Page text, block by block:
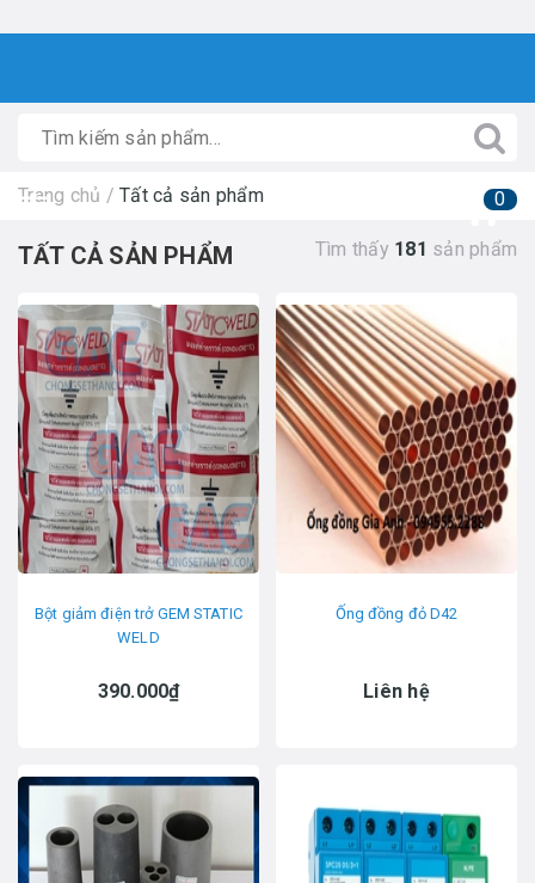
0
Trang chủ / Tất cả sản phẩm
TẤT CẢ SẢN PHẨM Tìm thấy 181 sản phẩm
Bột giảm điện trở GEM STATIC
WELD
390.000₫
Ống đồng đỏ D42
Liên hệ